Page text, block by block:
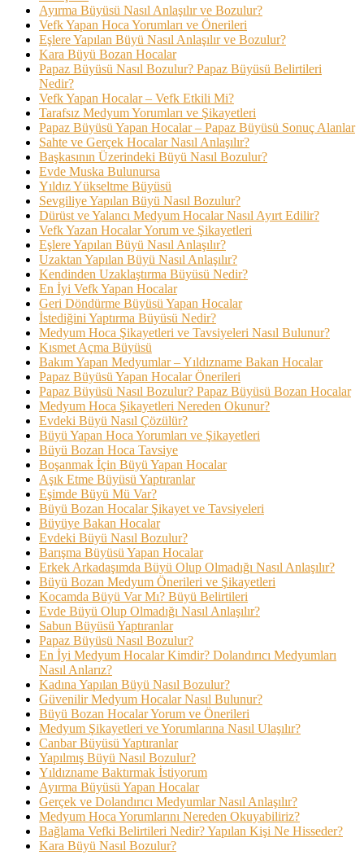
Ayırma Büyüsü Nasıl Anlaşılır ve Bozulur?
Vefk Yapan Hoca Yorumları ve Önerileri
Eşlere Yapılan Büyü Nasıl Anlaşılır ve Bozulur?
Kara Büyü Bozan Hocalar
Papaz Büyüsü Nasıl Bozulur? Papaz Büyüsü Belirtileri
Nedir?
Vefk Yapan Hocalar – Vefk Etkili Mi?
Tarafsız Medyum Yorumları ve Şikayetleri
Papaz Büyüsü Yapan Hocalar – Papaz Büyüsü Sonuç Alanlar
Sahte ve Gerçek Hocalar Nasıl Anlaşılır?
Başkasının Üzerindeki Büyü Nasıl Bozulur?
Evde Muska Bulunursa
Yıldız Yükseltme Büyüsü
Sevgiliye Yapılan Büyü Nasıl Bozulur?
Dürüst ve Yalancı Medyum Hocalar Nasıl Ayırt Edilir?
Vefk Yazan Hocalar Yorum ve Şikayetleri
Eşlere Yapılan Büyü Nasıl Anlaşılır?
Uzaktan Yapılan Büyü Nasıl Anlaşılır?
Kendinden Uzaklaştırma Büyüsü Nedir?
En İyi Vefk Yapan Hocalar
Geri Döndürme Büyüsü Yapan Hocalar
İstediğini Yaptırma Büyüsü Nedir?
Medyum Hoca Şikayetleri ve Tavsiyeleri Nasıl Bulunur?
Kısmet Açma Büyüsü
Bakım Yapan Medyumlar – Yıldızname Bakan Hocalar
Papaz Büyüsü Yapan Hocalar Önerileri
Papaz Büyüsü Nasıl Bozulur? Papaz Büyüsü Bozan Hocalar
Medyum Hoca Şikayetleri Nereden Okunur?
Evdeki Büyü Nasıl Çözülür?
Büyü Yapan Hoca Yorumları ve Şikayetleri
Büyü Bozan Hoca Tavsiye
Boşanmak İçin Büyü Yapan Hocalar
Aşık Etme Büyüsü Yaptıranlar
Eşimde Büyü Mü Var?
Büyü Bozan Hocalar Şikayet ve Tavsiyeleri
Büyüye Bakan Hocalar
Evdeki Büyü Nasıl Bozulur?
Barışma Büyüsü Yapan Hocalar
Erkek Arkadaşımda Büyü Olup Olmadığı Nasıl Anlaşılır?
Büyü Bozan Medyum Önerileri ve Şikayetleri
Kocamda Büyü Var Mı? Büyü Belirtileri
Evde Büyü Olup Olmadığı Nasıl Anlaşılır?
Sabun Büyüsü Yaptıranlar
Papaz Büyüsü Nasıl Bozulur?
En İyi Medyum Hocalar Kimdir? Dolandırıcı Medyumları
Nasıl Anlarız?
Kadına Yapılan Büyü Nasıl Bozulur?
Güvenilir Medyum Hocalar Nasıl Bulunur?
Büyü Bozan Hocalar Yorum ve Önerileri
Medyum Şikayetleri ve Yorumlarına Nasıl Ulaşılır?
Canbar Büyüsü Yaptıranlar
Yapılmış Büyü Nasıl Bozulur?
Yıldızname Baktırmak İstiyorum
Ayırma Büyüsü Yapan Hocalar
Gerçek ve Dolandırıcı Medyumlar Nasıl Anlaşılır?
Medyum Hoca Yorumlarını Nereden Okuyabiliriz?
Bağlama Vefki Belirtileri Nedir? Yapılan Kişi Ne Hisseder?
Kara Büyü Nasıl Bozulur?